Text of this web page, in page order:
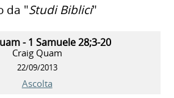
da "Studi Biblici"
- 1 Samuele 28;3-20
Craig Quam
22/09/2013
Ascolta